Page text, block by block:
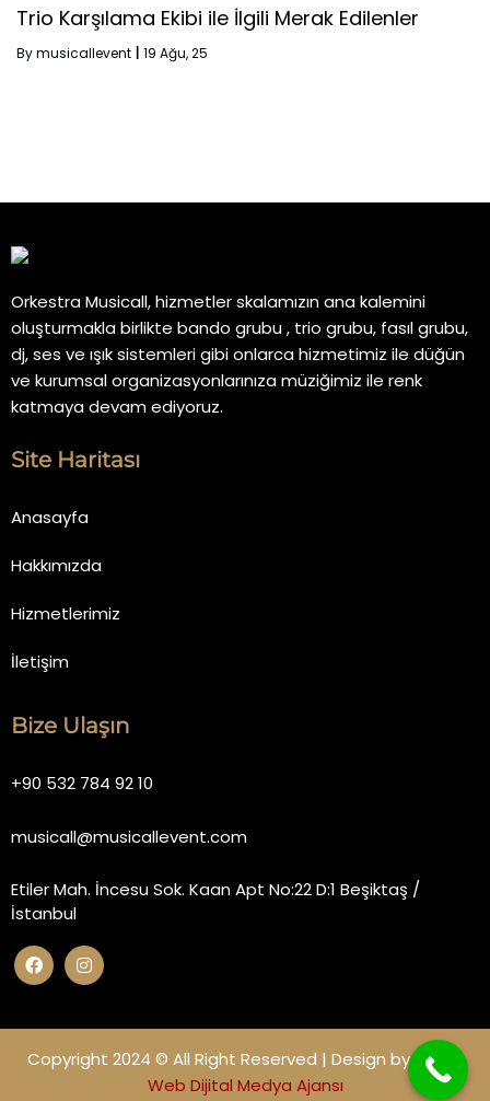
Trio Karşılama Ekibi ile İlgili Merak Edilenler
Bymusicallevent 19 Ağu, 25
Orkestra Musicall, hizmetler skalamızın ana kalemini
oluşturmakla birlikte bando grubu , trio grubu, fasıl grubu,
dj, ses ve ışık sistemleri gibi onlarca hizmetimiz ile düğün
ve kurumsal organizasyonlarınıza müziğimiz ile renk
katmaya devam ediyoruz.
Site Haritası
Anasayfa
Hakkımızda
Hizmetlerimiz
İletişim
Bize Ulaşın
+90 532 784 92 10
musicall@musicallevent.com
Etiler Mah. İncesu Sok. Kaan Apt No:22 D:1 Beşiktaş /
İstanbul
Copyright 2024 © All Right Reserved | Design byMiano
Web Dijital Medya Ajansı